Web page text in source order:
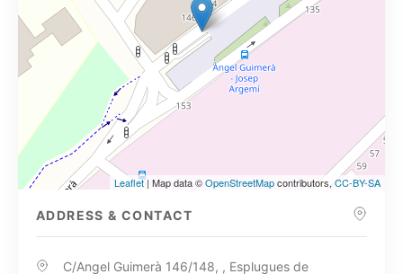
Leaflet| Map data ©OpenStreetMapcontributors, CC-BY-SA
ADDRESS & CONTACT
C/Angel Guimerà 146/148, , Esplugues de